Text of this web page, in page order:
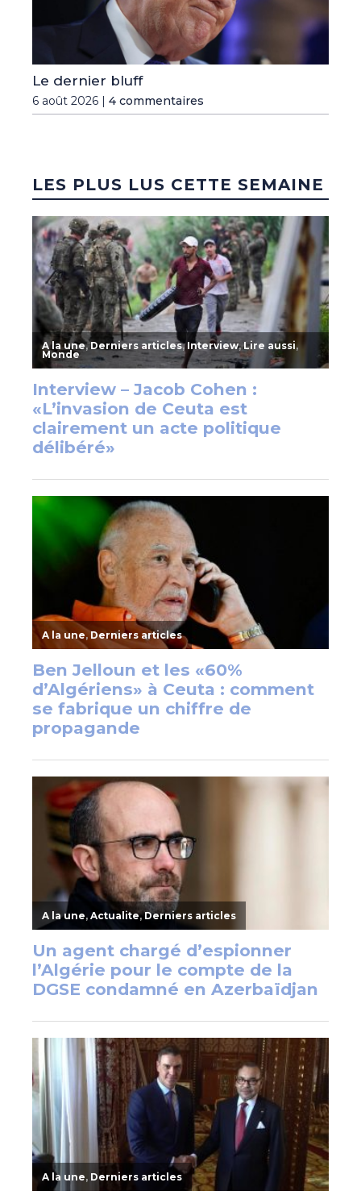
Le dernier bluff
6 août 2026 | 4 commentaires
LES PLUS LUS CETTE SEMAINE